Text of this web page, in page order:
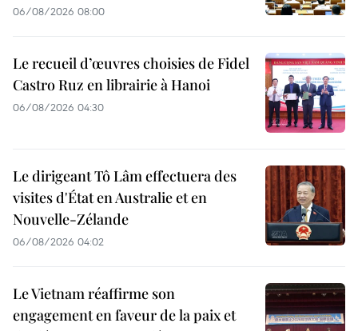
06/08/2026 08:00
Le recueil d’œuvres choisies de Fidel
Castro Ruz en librairie à Hanoi
06/08/2026 04:30
Le dirigeant Tô Lâm effectuera des
visites d'État en Australie et en
Nouvelle-Zélande
06/08/2026 04:02
Le Vietnam réaffirme son
engagement en faveur de la paix et